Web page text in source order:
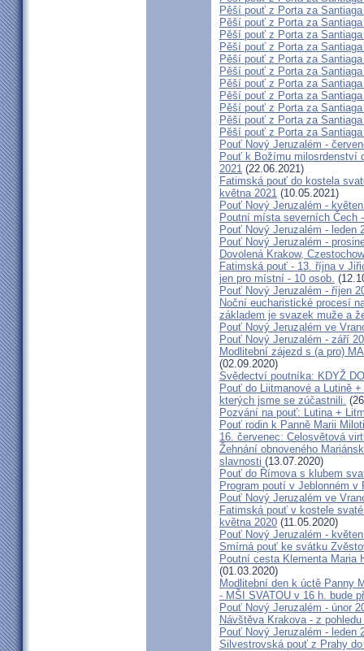
Pěší pouť z Porta za
Pěší pouť z Porta za
Pěší pouť z Porta za
Pěší pouť z Porta za
Pěší pouť z Porta za
Pěší pouť z Porta za
Pěší pouť z Porta za
Pěší pouť z Porta za
Pěší pouť z Porta za
Pěší pouť z Porta za
Pěší pouť z Porta za
Pouť Nový Jeruzalém -
Pouť k Božímu milosrdenství
2021 (22.06.2021)
Fatimská pouť do kostela
května 2021 (10.05.2021)
Pouť Nový Jeruzalém -
Poutní místa severních Čech
Pouť Nový Jeruzalém - leden
Pouť Nový Jeruzalém -
Dovolená Krakow,
Fatimská pouť - 13. října v
jen pro místní - 10 osob.
Pouť Nový Jeruzalém - říjen
Noční eucharistické procesí
základem je svazek muže a
Pouť Nový Jeruzalém ve
Pouť Nový Jeruzalém - září
Modlitební zájezd s (a pro)
(02.09.2020)
Svědectví poutníka: KDYŽ
Pouť do Liitmanové a Lutině
kterých jsme se zúčastnili.
Pozvání na pouť: Lutina +
Pouť rodin k Panně Marii
16. červenec: Celosvětová
Žehnání obnoveného
slavnosti (13.07.2020)
Pouť do Římova s klubem
Program poutí v Jeblonném v
Pouť Nový Jeruzalém ve
Fatimská pouť v kostele
května 2020 (11.05.2020)
Pouť Nový Jeruzalém -
Smírná pouť ke svátku
Poutní cesta Klementa Maria
(01.03.2020)
Modlitební den k úctě Panny
- MŠI SVATOU v 16 h. bude
Pouť Nový Jeruzalém - únor
Návštěva Krakova - z
Pouť Nový Jeruzalém - leden
Silvestrovská pouť z Prahy